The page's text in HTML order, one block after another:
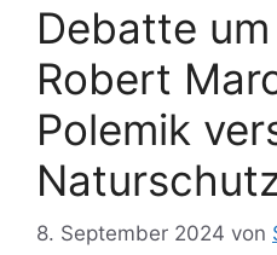
e
r
Debatte
Robert
Polemik
8. September 2024 von